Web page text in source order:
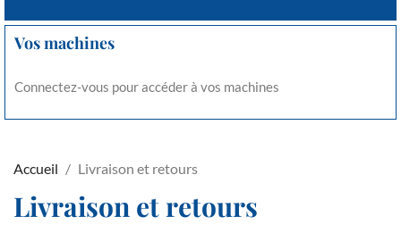
Vos machines
Connectez-vous pour accéder à vos machines
Accueil Livraison et retours
Livraison et retours